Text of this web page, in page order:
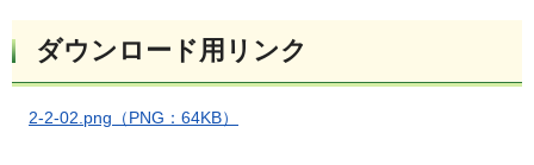
ダウンロード用リンク
2-2-02.png（PNG：64KB）